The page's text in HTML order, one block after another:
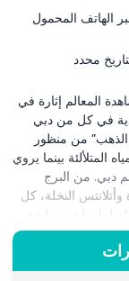
الهاتف المحمول
محدد
المعالم إثارة في
جولات إرشادية في كل من دبي
من منظور
المتلألئة بينما يروي
دبي. من البرج
النخلة، كل
لمارينا دبي واشعر
المغامرة ومشاهدة
يعد القارب
دبي، مرورًا بمول